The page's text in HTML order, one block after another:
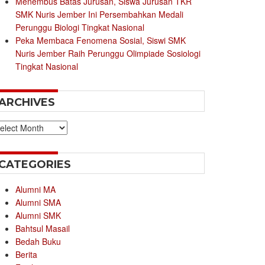
SMK Nuris Jember Ini Persembahkan Medali
Perunggu Biologi Tingkat Nasional
Peka Membaca Fenomena Sosial, Siswi SMK
Nuris Jember Raih Perunggu Olimpiade Sosiologi
Tingkat Nasional
Alumni MA
Alumni SMA
Alumni SMK
Bahtsul Masail
Bedah Buku
Berita